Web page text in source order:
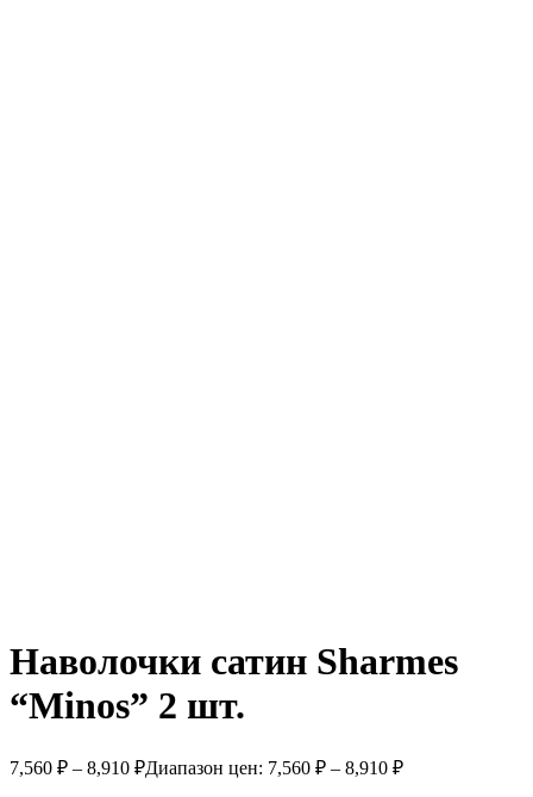
Наволочки сатин Sharmes
“Minos” 2 шт.
7,560 ₽ – 8,910 ₽Диапазон цен: 7,560 ₽ – 8,910 ₽